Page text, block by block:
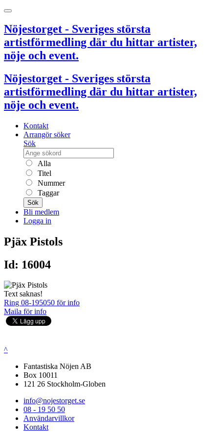
Nöjestorget - Sveriges största
artistförmedling där du hittar artister,
nöje och event.
Nöjestorget - Sveriges största
artistförmedling där du hittar artister,
nöje och event.
Kontakt
Arrangör söker
Sök
Alla
Titel
Nummer
Taggar
Sök
Bli medlem
Logga in
Pjäx Pistols
Id: 16004
Text saknas!
Ring 08-195050 för info
Maila för info
^
Fantastiska Nöjen AB
Box 10011
121 26 Stockholm-Globen
info@nojestorget.se
08 - 19 50 50
Användarvillkor
Kontakt